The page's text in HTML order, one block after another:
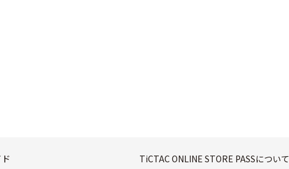
TiCTAC ONLINE STORE PASSについて